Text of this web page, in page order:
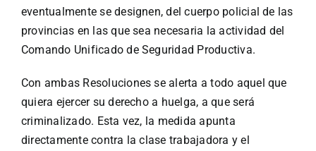
eventualmente se designen, del cuerpo policial de las
provincias en las que sea necesaria la actividad del
Comando Unificado de Seguridad Productiva.
Con ambas Resoluciones se alerta a todo aquel que
quiera ejercer su derecho a huelga, a que será
criminalizado. Esta vez, la medida apunta
directamente contra la clase trabajadora y el